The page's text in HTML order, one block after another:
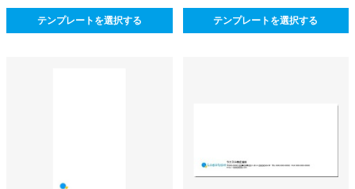
テンプレートを選択する テンプレートを選択する